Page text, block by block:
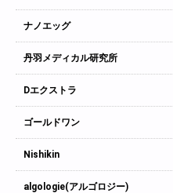
ナノエッグ
丹羽メディカル研究所
Dエクストラ
ゴールドワン
Nishikin
algologie(アルゴロジー)